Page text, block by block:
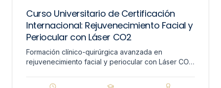
Curso Universitario de Certificación
Internacional: Rejuvenecimiento Facial y
Periocular con Láser CO2
Formación clínico-quirúrgica avanzada en
rejuvenecimiento facial y periocular con Láser CO₂,
blefaroplastia asistida.